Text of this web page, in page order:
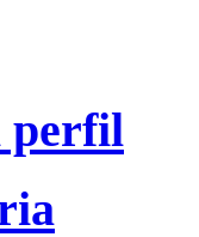
perfil